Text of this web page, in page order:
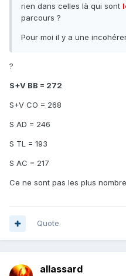
rien dans celles là qui sont
parcours ?
Pour moi il y a une
?
S+V BB = 272
S+V CO = 268
S AD = 246
S TL = 193
S AC = 217
Ce ne sont pas les plus
Quote
allassard